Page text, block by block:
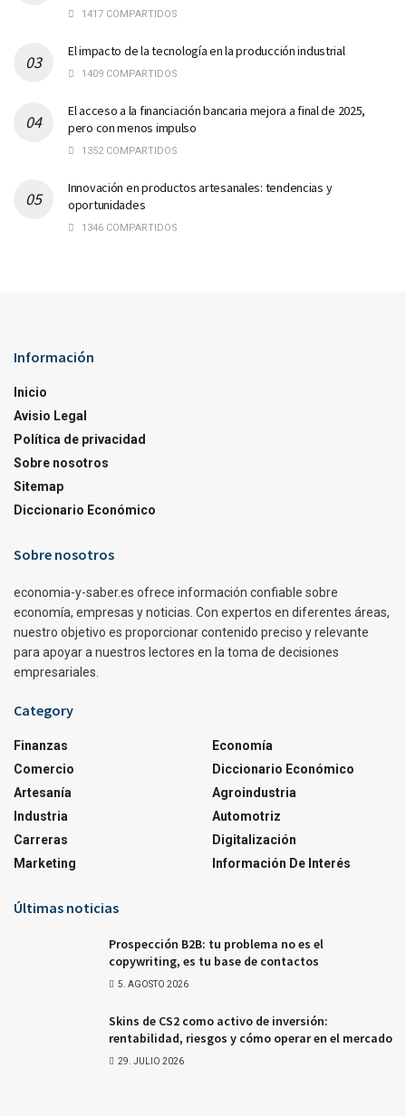
1417 COMPARTIDOS
El impacto de la tecnología en la producción industrial
1409 COMPARTIDOS
El acceso a la financiación bancaria mejora a final de 2025,
pero con menos impulso
1352 COMPARTIDOS
Innovación en productos artesanales: tendencias y
oportunidades
1346 COMPARTIDOS
Información
Inicio
Avisio Legal
Política de privacidad
Sobre nosotros
Sitemap
Diccionario Económico
Sobre nosotros
economia-y-saber.es ofrece información confiable sobre
economía, empresas y noticias. Con expertos en diferentes áreas,
nuestro objetivo es proporcionar contenido preciso y relevante
para apoyar a nuestros lectores en la toma de decisiones
empresariales.
Category
Finanzas
Comercio
Artesanía
Industria
Carreras
Marketing
Economía
Diccionario Económico
Agroindustria
Automotriz
Digitalización
Información De Interés
Últimas noticias
Prospección B2B: tu problema no es el
copywriting, es tu base de contactos
5. AGOSTO 2026
Skins de CS2 como activo de inversión:
rentabilidad, riesgos y cómo operar en el mercado
29. JULIO 2026